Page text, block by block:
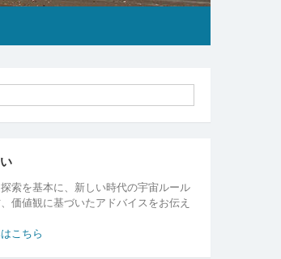
索を基本に、新しい時代の宇宙ルール
価値観に基づいたアドバイスをお伝え
こちら